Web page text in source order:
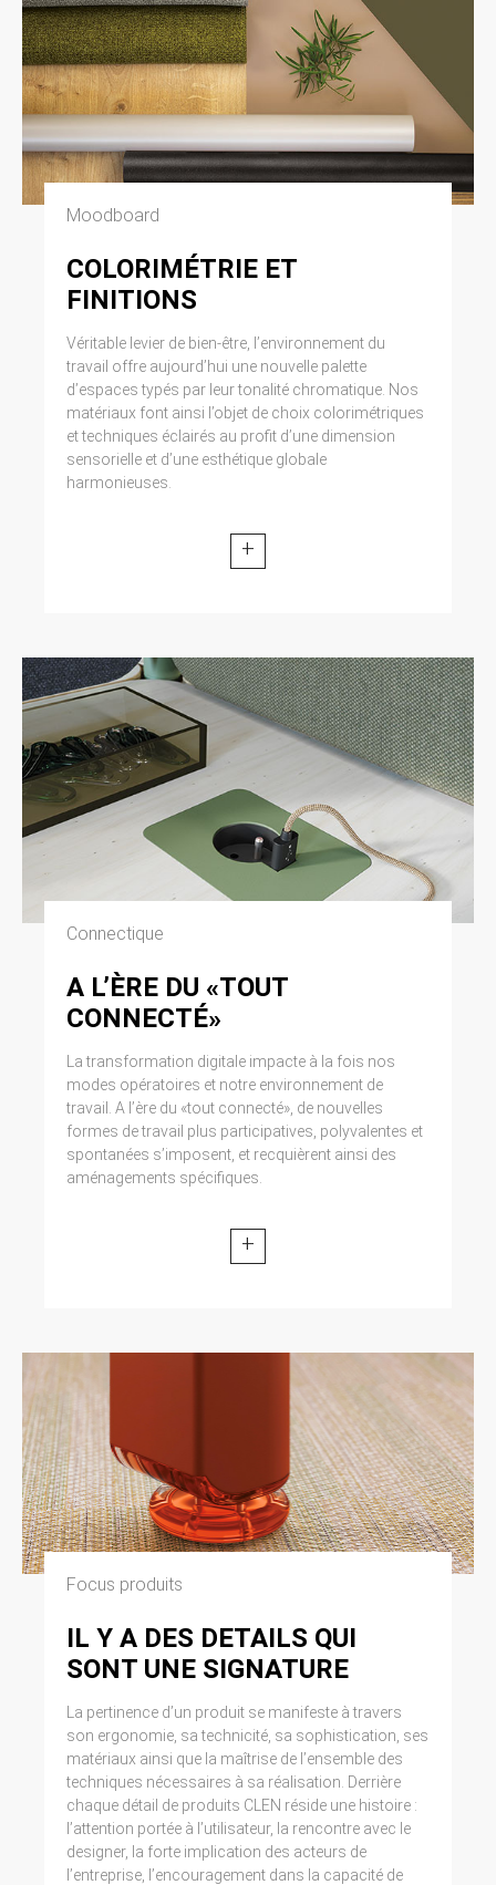
Moodboard
COLORIMÉTRIE ET
FINITIONS
Véritable levier de bien-être, l’environnement du
travail offre aujourd’hui une nouvelle palette
d’espaces typés par leur tonalité chromatique. Nos
matériaux font ainsi l’objet de choix colorimétriques
et techniques éclairés au profit d’une dimension
sensorielle et d’une esthétique globale
harmonieuses.
+
Connectique
A L’ÈRE DU «TOUT
CONNECTÉ»
La transformation digitale impacte à la fois nos
modes opératoires et notre environnement de
travail. A l’ère du «tout connecté», de nouvelles
formes de travail plus participatives, polyvalentes et
spontanées s’imposent, et recquièrent ainsi des
aménagements spécifiques.
+
Focus produits
IL Y A DES DETAILS QUI
SONT UNE SIGNATURE
La pertinence d’un produit se manifeste à travers
son ergonomie, sa technicité, sa sophistication, ses
matériaux ainsi que la maîtrise de l’ensemble des
techniques nécessaires à sa réalisation. Derrière
chaque détail de produits CLEN réside une histoire :
l’attention portée à l’utilisateur, la rencontre avec le
designer, la forte implication des acteurs de
l’entreprise, l’encouragement dans la capacité de